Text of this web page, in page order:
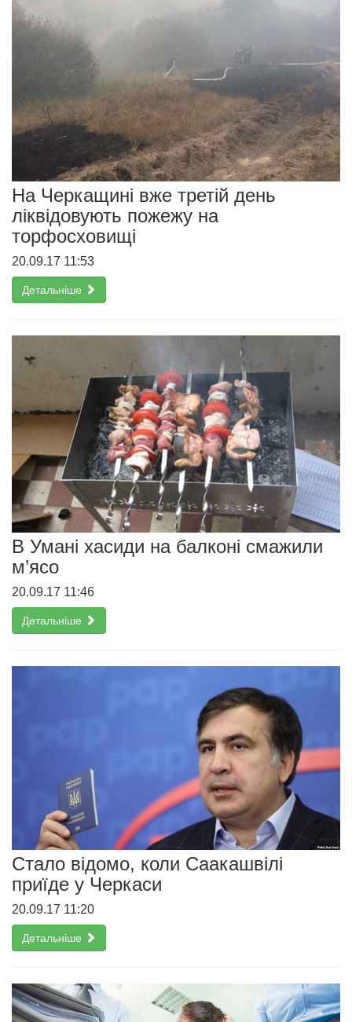
На Черкащині вже третій день
ліквідовують пожежу на
торфосховищі
20.09.17 11:53
Детальніше
В Умані хасиди на балконі смажили
м’ясо
20.09.17 11:46
Детальніше
Cтало відомо, коли Саакашвілі
приїде у Черкаси
20.09.17 11:20
Детальніше